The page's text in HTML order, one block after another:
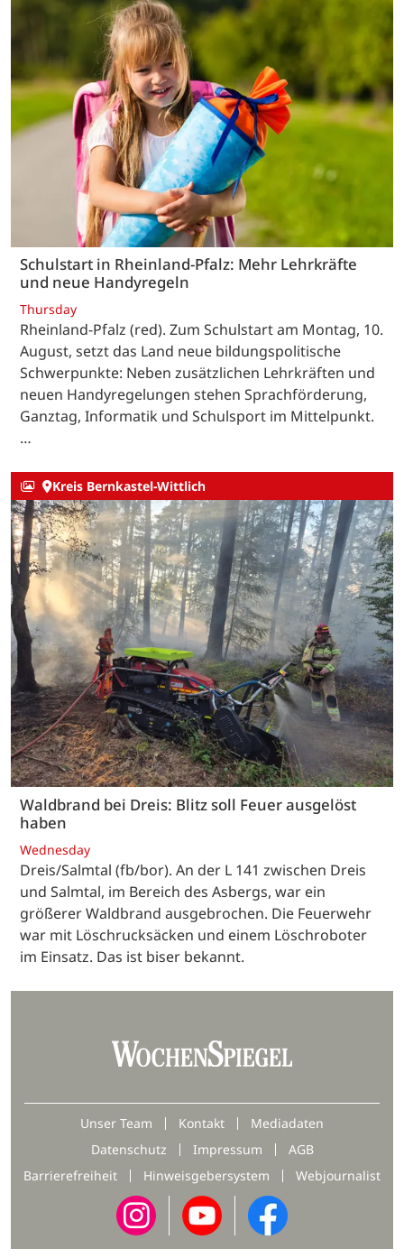
Schulstart in Rheinland-Pfalz: Mehr Lehrkräfte
und neue Handyregeln
Thursday
Rheinland-Pfalz (red). Zum Schulstart am Montag, 10.
August, setzt das Land neue bildungspolitische
Schwerpunkte: Neben zusätzlichen Lehrkräften und
neuen Handyregelungen stehen Sprachförderung,
Ganztag, Informatik und Schulsport im Mittelpunkt.
…
Kreis Bernkastel-Wittlich
Waldbrand bei Dreis: Blitz soll Feuer ausgelöst
haben
Wednesday
Dreis/Salmtal (fb/bor). An der L 141 zwischen Dreis
und Salmtal, im Bereich des Asbergs, war ein
größerer Waldbrand ausgebrochen. Die Feuerwehr
war mit Löschrucksäcken und einem Löschroboter
im Einsatz. Das ist biser bekannt.
Unser Team Kontakt
Mediadaten
Datenschutz
Impressum
AGB
Barrierefreiheit
Hinweisgebersystem Webjournalist